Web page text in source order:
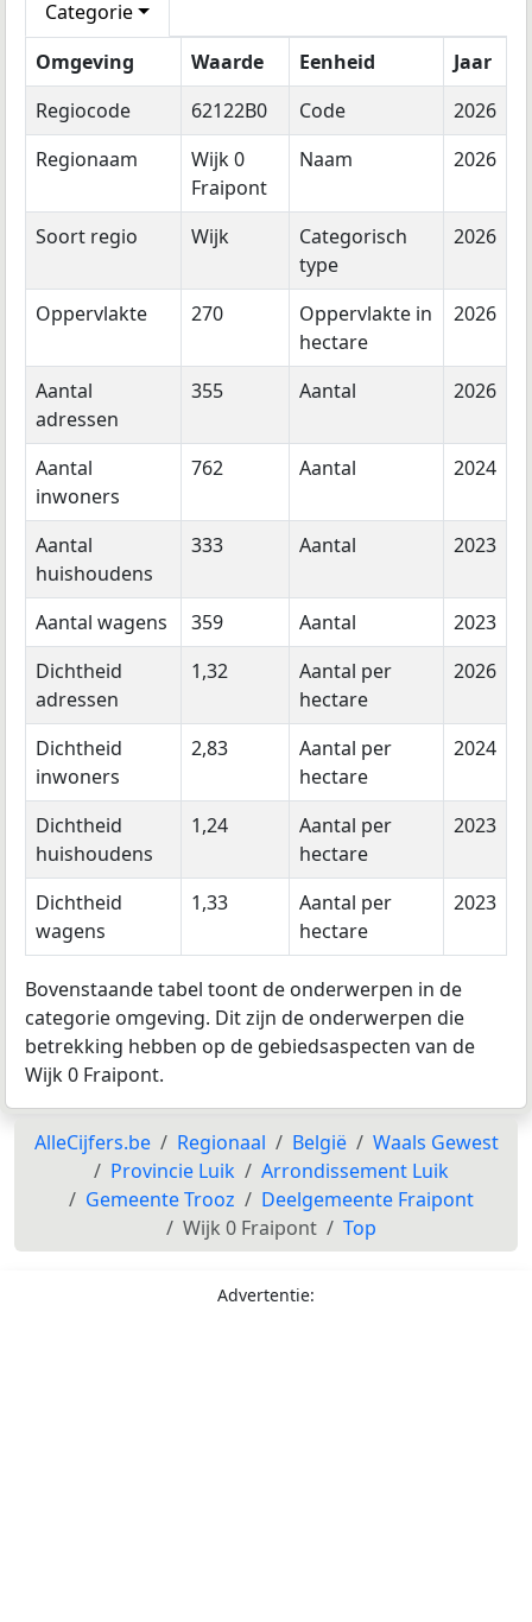
Categorie
Omgeving
Waarde Eenheid
Jaar
Regiocode
62122B0 Code
2026
Regionaam
Wijk 0
Fraipont
Naam 2026
Soort regio Wijk
Categorisch
type
2026
Oppervlakte 270
Oppervlakte in
hectare
2026
Aantal
adressen
355 Aantal 2026
Aantal
inwoners
762 Aantal 2024
Aantal
huishoudens
333 Aantal 2023
Aantal wagens 359 Aantal
2023
Dichtheid
adressen
1,32
Aantal per
hectare
2026
Dichtheid
inwoners
2,83
Aantal per
hectare
2024
Dichtheid
huishoudens
1,24
Aantal per
hectare
2023
Dichtheid
wagens
1,33
Aantal per
hectare
2023
Bovenstaande tabel toont de onderwerpen in de
categorie omgeving. Dit zijn de onderwerpen die
betrekking hebben op de gebiedsaspecten van de
Wijk 0 Fraipont.
AlleCijfers.be Regionaal België
Waals Gewest
Provincie Luik
Arrondissement Luik
Gemeente Trooz
Deelgemeente Fraipont
Wijk 0 Fraipont
Top
Advertentie: